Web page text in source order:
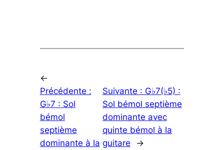
←
Précédente :
G♭7 : Sol
bémol
septième
dominante à la
Suivante : G♭7(♭5) :
Sol bémol septième
dominante avec
quinte bémol à la
guitare
→